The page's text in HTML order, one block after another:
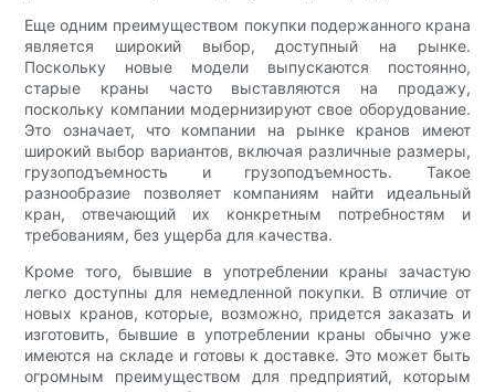
Еще одним преимуществом покупки подержанного крана
является широкий выбор, доступный на рынке.
Поскольку новые модели выпускаются постоянно,
старые краны часто выставляются на продажу,
поскольку компании модернизируют свое оборудование.
Это означает, что компании на рынке кранов имеют
широкий выбор вариантов, включая различные размеры,
грузоподъемность и грузоподъемность. Такое
разнообразие позволяет компаниям найти идеальный
кран, отвечающий их конкретным потребностям и
требованиям, без ущерба для качества.
Кроме того, бывшие в употреблении краны зачастую
легко доступны для немедленной покупки. В отличие от
новых кранов, которые, возможно, придется заказать и
изготовить, бывшие в употреблении краны обычно уже
имеются на складе и готовы к доставке. Это может быть
огромным преимуществом для предприятий, которым